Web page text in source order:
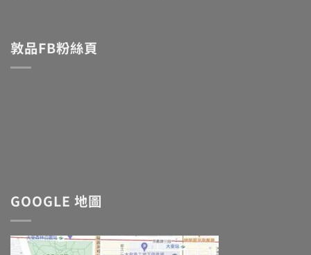
敦品FB粉絲頁
GOOGLE 地圖